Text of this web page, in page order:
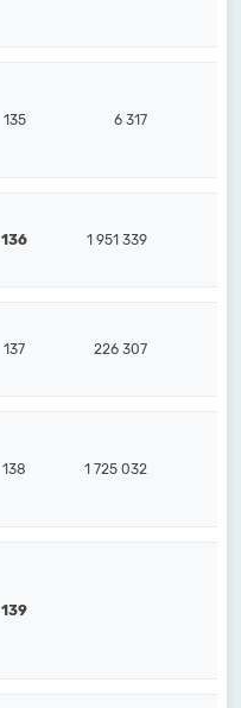
135 6 317
136 1 951 339
137 226 307
138 1 725 032
139